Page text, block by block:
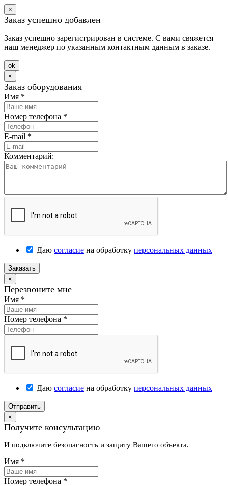
×
Заказ успешно добавлен
Заказ успешно зарегистрирован в системе. С вами свяжется
наш менеджер по указанным контактным данным в заказе.
оk
×
Заказ оборудования
Имя *
Номер телефона *
E-mail *
Комментарий:
Даю согласие на обработку персональных данных
Заказать
×
Перезвоните мне
Имя *
Номер телефона *
Даю согласие на обработку персональных данных
Отправить
×
Получите консультацию
И подключите безопасность и защиту Вашего объекта.
Имя *
Номер телефона *